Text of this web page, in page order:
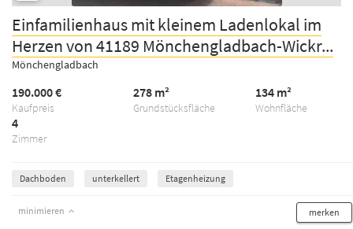
Einfamilienhaus mit kleinem Ladenlokal im
Herzen von 41189 Mönchengladbach-Wickr...
Mönchengladbach
Kaufpreis
190.000 €
Grundstücksfläche
278 m²
Wohnfläche
134 m²
Zimmer
4
Dachboden unterkellert Etagenheizung
minimieren merken